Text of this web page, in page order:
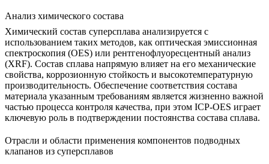
Анализ химического состава
Химический состав суперсплава анализируется с
использованием таких методов, как оптическая эмиссионная
спектроскопия (OES) или рентгенофлуоресцентный анализ
(XRF). Состав сплава напрямую влияет на его механические
свойства, коррозионную стойкость и высокотемпературную
производительность. Обеспечение соответствия состава
материала указанным требованиям является жизненно важной
частью процесса контроля качества, при этом ICP-OES играет
ключевую роль в подтверждении постоянства состава сплава.
Отрасли и области применения компонентов подводных
клапанов из суперсплавов